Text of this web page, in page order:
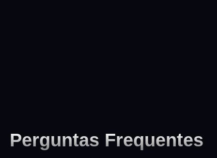
Perguntas Frequentes